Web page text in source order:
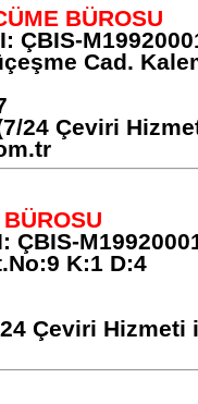
BÜROSU
ÇBIS-
Cad.
24 Çeviri
ÇBIS-
K:1 D:4
Çeviri Hizmeti